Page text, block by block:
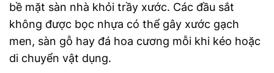
bề mặt sàn nhà khỏi trầy xước. Các đầu sắt
không được bọc nhựa có thể gây xước gạch
men, sàn gỗ hay đá hoa cương mỗi khi kéo hoặc
di chuyển vật dụng.